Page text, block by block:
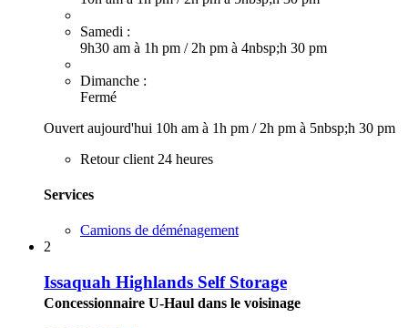
Samedi :
9h30 am à 1h pm / 2h pm à 4nbsp;h 30 pm
Dimanche :
Fermé
Ouvert aujourd'hui 10h am à 1h pm / 2h pm à 5nbsp;h 30 pm
Retour client 24 heures
Services
Camions de déménagement
2
Issaquah Highlands Self Storage
Concessionnaire U-Haul dans le voisinage